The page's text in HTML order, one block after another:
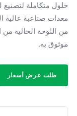
معدات صناعية عالية
من اللوحة الخالية
موثوق به.
طلب عرض أسعار